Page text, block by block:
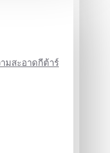
มสะอาดกีต้าร์